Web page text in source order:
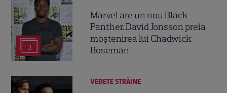
3
Marvel are un nou Black
Panther. David Jonsson preia
moștenirea lui Chadwick
Boseman
VEDETE STRĂINE